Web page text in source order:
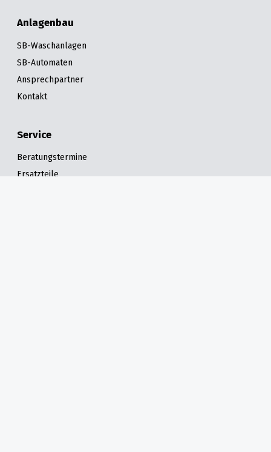
Anlagenbau
SB-Waschanlagen
SB-Automaten
Ansprechpartner
Kontakt
Service
Beratungstermine
Ersatzteile